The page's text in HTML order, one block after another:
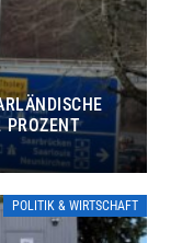
PROZENT
POLITIK & WIRTSCHAFT